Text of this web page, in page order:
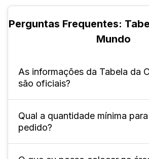
Perguntas Frequentes:
Mundo
As informações da Tabela da
são oficiais?
Sim! Nossa equipe de design
chaves, datas e horários dos
baseando-se rigorosamente
Qual a quantidade mínima
pedido?